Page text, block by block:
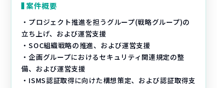
案件概要
・プロジェクト推進を担うグループ(戦略グループ)の
立ち上げ、および運営支援
・SOC組織戦略の推進、および運営支援
・企画グループにおけるセキュリティ関連規定の整
備、および運営支援
・ISMS認証取得に向けた構想策定、および認証取得支